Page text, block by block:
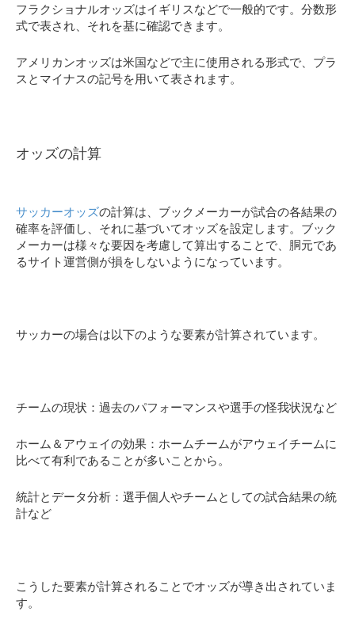
フラクショナルオッズはイギリスなどで一般的です。分数形
式で表され、それを基に確認できます。
アメリカンオッズは米国などで主に使用される形式で、プラ
スとマイナスの記号を用いて表されます。
オッズの計算
サッカーオッズの計算は、ブックメーカーが試合の各結果の
確率を評価し、それに基づいてオッズを設定します。ブック
メーカーは様々な要因を考慮して算出することで、胴元であ
るサイト運営側が損をしないようになっています。
サッカーの場合は以下のような要素が計算されています。
チームの現状：過去のパフォーマンスや選手の怪我状況など
ホーム＆アウェイの効果：ホームチームがアウェイチームに
比べて有利であることが多いことから。
統計とデータ分析：選手個人やチームとしての試合結果の統
計など
こうした要素が計算されることでオッズが導き出されていま
す。